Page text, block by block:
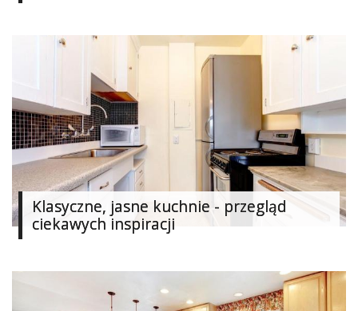
Dodaj
Dodaj
artykuł
Dodaj
galerię
Klasyczne, jasne kuchnie - przegląd
ciekawych inspiracji